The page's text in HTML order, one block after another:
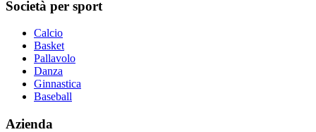
Società per sport
Calcio
Basket
Pallavolo
Danza
Ginnastica
Baseball
Azienda